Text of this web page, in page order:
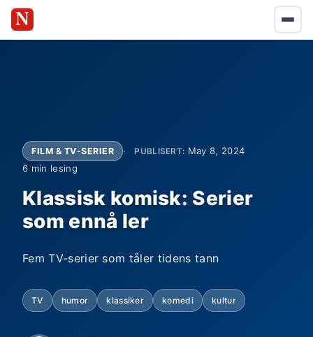
FILM & TV-SERIER PUBLISERT: May 8, 2024
6 min lesing
Klassisk komisk: Serier
som ennå ler
Fem TV-serier som tåler tidens tann
TV humor klassiker komedi kultur